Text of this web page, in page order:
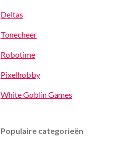
Deltas
Tonecheer
Robotime
Pixelhobby
White Goblin Games
Populaire categorieën